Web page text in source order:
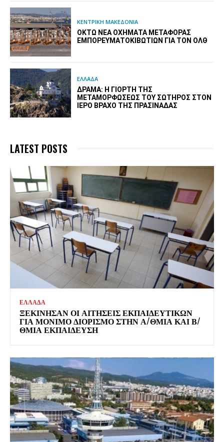
ΚΕΝΤΡΙΚΗ ΜΑΚΕΔΟΝΙΑ
ΟΚΤΏ ΝΈΑ ΟΧΉΜΑΤΑ ΜΕΤΑΦΟΡΆΣ
ΕΜΠΟΡΕΥΜΑΤΟΚΙΒΩΤΊΩΝ ΓΙΑ ΤΟΝ ΟΛΘ
ΕΛΛΑΔΑ
ΔΡΆΜΑ: Η ΓΙΟΡΤΉ ΤΗΣ
ΜΕΤΑΜΟΡΦΏΣΕΩΣ ΤΟΥ ΣΩΤΉΡΟΣ ΣΤΟΝ
ΙΕΡΌ ΒΡΆΧΟ ΤΗΣ ΠΡΑΣΙΝΆΔΑΣ
LATEST POSTS
ΕΛΛΑΔΑ
ΞΕΚΊΝΗΣΑΝ ΟΙ ΑΙΤΉΣΕΙΣ ΕΚΠΑΙΔΕΥΤΙΚΏΝ
ΓΙΑ ΜΌΝΙΜΟ ΔΙΟΡΙΣΜΌ ΣΤΗΝ Α/ΘΜΙΑ ΚΑΙ Β/
ΘΜΙΑ ΕΚΠΑΊΔΕΥΣΗ